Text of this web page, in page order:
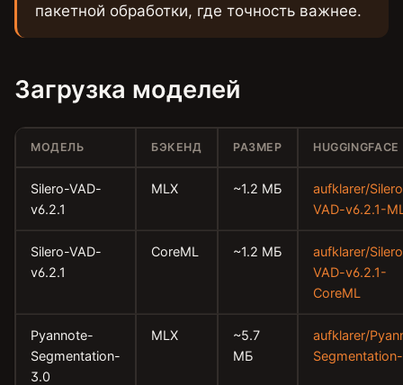
пакетной обработки, где точность важнее.
Загрузка моделей
МОДЕЛЬ БЭКЕНД РАЗМЕР HUGGINGFACE
Silero-VAD-
v6.2.1
MLX ~1.2 МБ
aufklarer/
VAD-v6.2.1-
Silero-VAD-
v6.2.1
CoreML ~1.2 МБ
aufklarer/
VAD-v6.2.1-
CoreML
Pyannote-
Segmentation-
3.0
MLX
~5.7
МБ
aufklarer/